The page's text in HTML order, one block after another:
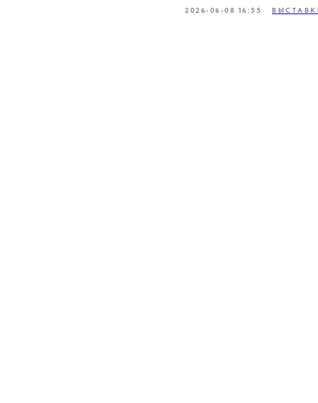
2026-06-08 16:55